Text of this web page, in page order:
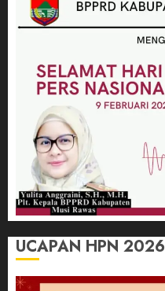
UCAPAN HPN 2026